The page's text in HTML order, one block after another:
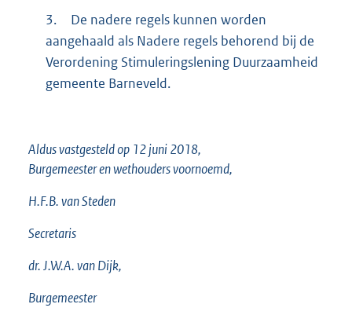
3.
De nadere regels kunnen worden
aangehaald als Nadere regels behorend bij de
Verordening Stimuleringslening Duurzaamheid
gemeente Barneveld.
Aldus vastgesteld op 12 juni 2018,
Burgemeester en wethouders voornoemd,
H.F.B. vanSteden
Secretaris
dr. J.W.A. vanDijk,
Burgemeester